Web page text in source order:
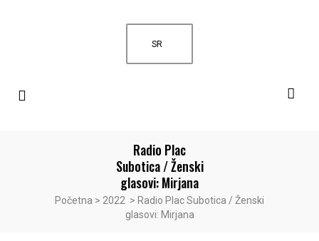
SR
Radio Plac
Subotica / Ženski
glasovi: Mirjana
Početna > 2022 > Radio Plac Subotica / Ženski
glasovi: Mirjana